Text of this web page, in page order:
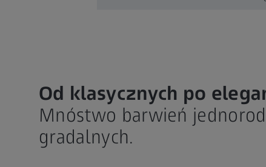
Od klasycznych po
Mnóstwo barwień
gradalnych.